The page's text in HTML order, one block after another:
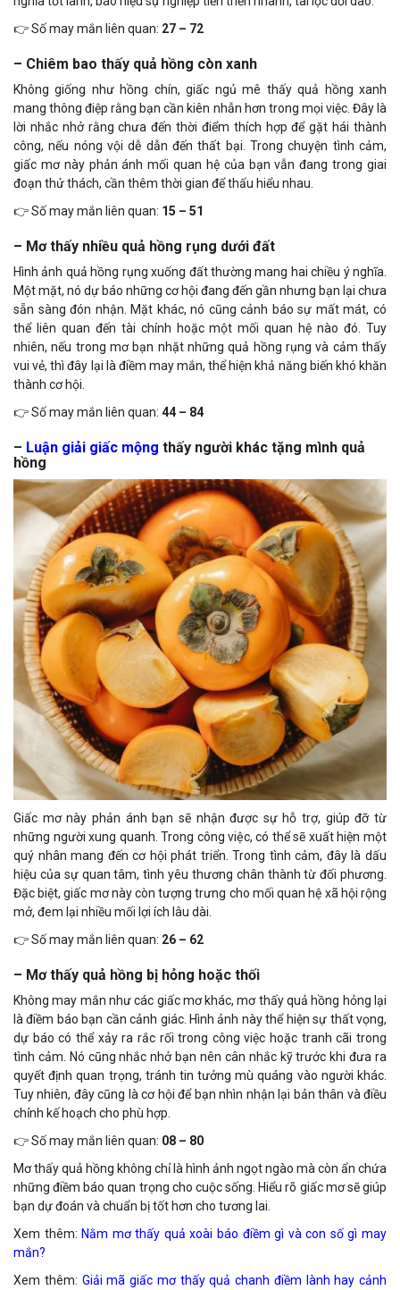
👉 Số may mắn liên quan: 27 – 72
– Chiêm bao thấy quả hồng còn xanh
Không giống như hồng chín, giấc ngủ mê thấy quả hồng xanh
mang thông điệp rằng bạn cần kiên nhẫn hơn trong mọi việc. Đây là
lời nhắc nhở rằng chưa đến thời điểm thích hợp để gặt hái thành
công, nếu nóng vội dễ dẫn đến thất bại. Trong chuyện tình cảm,
giấc mơ này phản ánh mối quan hệ của bạn vẫn đang trong giai
đoạn thử thách, cần thêm thời gian để thấu hiểu nhau.
👉 Số may mắn liên quan: 15 – 51
– Mơ thấy nhiều quả hồng rụng dưới đất
Hình ảnh quả hồng rụng xuống đất thường mang hai chiều ý nghĩa.
Một mặt, nó dự báo những cơ hội đang đến gần nhưng bạn lại chưa
sẵn sàng đón nhận. Mặt khác, nó cũng cảnh báo sự mất mát, có
thể liên quan đến tài chính hoặc một mối quan hệ nào đó. Tuy
nhiên, nếu trong mơ bạn nhặt những quả hồng rụng và cảm thấy
vui vẻ, thì đây lại là điềm may mắn, thể hiện khả năng biến khó khăn
thành cơ hội.
👉 Số may mắn liên quan: 44 – 84
– Luận giải giấc mộng thấy người khác tặng mình quả
hồng
Giấc mơ này phản ánh bạn sẽ nhận được sự hỗ trợ, giúp đỡ từ
những người xung quanh. Trong công việc, có thể sẽ xuất hiện một
quý nhân mang đến cơ hội phát triển. Trong tình cảm, đây là dấu
hiệu của sự quan tâm, tình yêu thương chân thành từ đối phương.
Đặc biệt, giấc mơ này còn tượng trưng cho mối quan hệ xã hội rộng
mở, đem lại nhiều mối lợi ích lâu dài.
👉 Số may mắn liên quan: 26 – 62
– Mơ thấy quả hồng bị hỏng hoặc thối
Không may mắn như các giấc mơ khác, mơ thấy quả hồng hỏng lại
là điềm báo bạn cần cảnh giác. Hình ảnh này thể hiện sự thất vọng,
dự báo có thể xảy ra rắc rối trong công việc hoặc tranh cãi trong
tình cảm. Nó cũng nhắc nhở bạn nên cân nhắc kỹ trước khi đưa ra
quyết định quan trọng, tránh tin tưởng mù quáng vào người khác.
Tuy nhiên, đây cũng là cơ hội để bạn nhìn nhận lại bản thân và điều
chỉnh kế hoạch cho phù hợp.
👉 Số may mắn liên quan: 08 – 80
Mơ thấy quả hồng không chỉ là hình ảnh ngọt ngào mà còn ẩn chứa
những điềm báo quan trọng cho cuộc sống. Hiểu rõ giấc mơ sẽ giúp
bạn dự đoán và chuẩn bị tốt hơn cho tương lai.
Xem thêm: Nằm mơ thấy quả xoài báo điềm gì và con số gì may
mắn?
Xem thêm: Giải mã giấc mơ thấy quả chanh điềm lành hay cảnh